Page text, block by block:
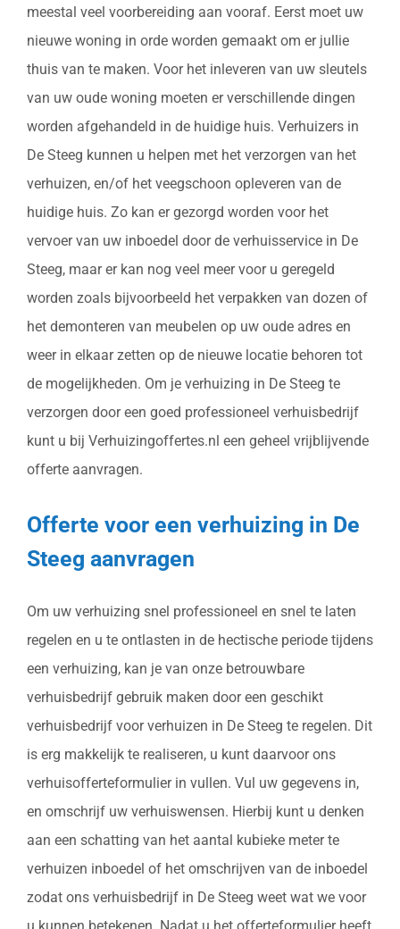
meestal veel voorbereiding aan vooraf. Eerst moet uw
nieuwe woning in orde worden gemaakt om er jullie
thuis van te maken. Voor het inleveren van uw sleutels
van uw oude woning moeten er verschillende dingen
worden afgehandeld in de huidige huis. Verhuizers in
De Steeg kunnen u helpen met het verzorgen van het
verhuizen, en/of het veegschoon opleveren van de
huidige huis. Zo kan er gezorgd worden voor het
vervoer van uw inboedel door de verhuisservice in De
Steeg, maar er kan nog veel meer voor u geregeld
worden zoals bijvoorbeeld het verpakken van dozen of
het demonteren van meubelen op uw oude adres en
weer in elkaar zetten op de nieuwe locatie behoren tot
de mogelijkheden. Om je verhuizing in De Steeg te
verzorgen door een goed professioneel verhuisbedrijf
kunt u bij Verhuizingoffertes.nl een geheel vrijblijvende
offerte aanvragen.
Offerte voor een verhuizing in De
Steeg aanvragen
Om uw verhuizing snel professioneel en snel te laten
regelen en u te ontlasten in de hectische periode tijdens
een verhuizing, kan je van onze betrouwbare
verhuisbedrijf gebruik maken door een geschikt
verhuisbedrijf voor verhuizen in De Steeg te regelen. Dit
is erg makkelijk te realiseren, u kunt daarvoor ons
verhuisofferteformulier in vullen. Vul uw gegevens in,
en omschrijf uw verhuiswensen. Hierbij kunt u denken
aan een schatting van het aantal kubieke meter te
verhuizen inboedel of het omschrijven van de inboedel
zodat ons verhuisbedrijf in De Steeg weet wat we voor